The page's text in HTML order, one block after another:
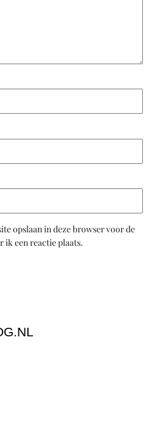
opslaan in deze browser voor de
ik een reactie plaats.